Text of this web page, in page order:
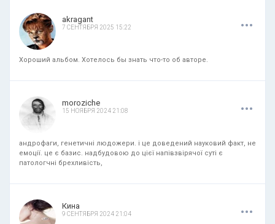
akragant
7 СЕНТЯБРЯ 2025 15:22 ...
Хороший альбом. Хотелось бы знать что-то об авторе.
moroziche
15 НОЯБРЯ 2024 21:08 ...
андрофаги, генетичні людожери. і це доведений науковий факт, не
емоції. це є базис. надбудовою до цієї напівзвірячої суті є
патологчні брехливість,
Кина
9 СЕНТЯБРЯ 2024 21:04 ...